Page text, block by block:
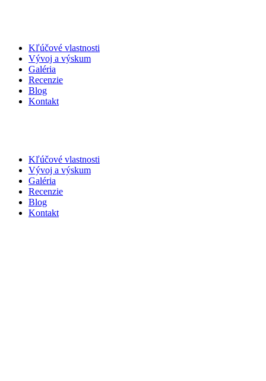
Kľúčové vlastnosti
Vývoj a výskum
Galéria
Recenzie
Blog
Kontakt
Kľúčové vlastnosti
Vývoj a výskum
Galéria
Recenzie
Blog
Kontakt